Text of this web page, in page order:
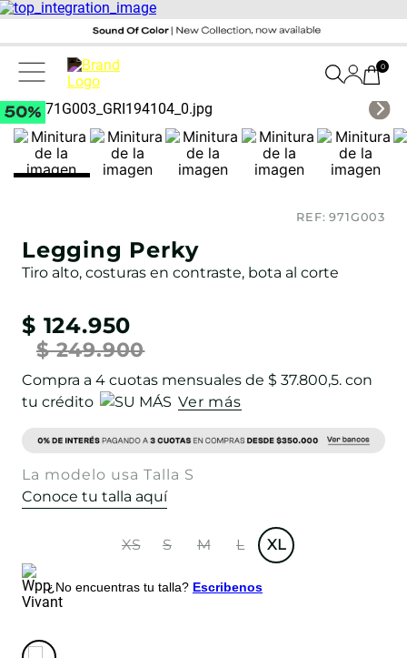
0
REF:971G003
Legging Perky
Tiro alto, costuras en contraste, bota al corte
$ 124.950
$ 249.900
Compra a 4 cuotas mensuales de $ 37.800,5. con
tu crédito
Ver más
La modelo usa Talla S
Conoce tu talla aquí
XS S M L XL
¿No encuentras tu talla? Escribenos